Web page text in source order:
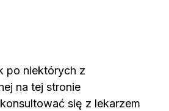
po niektórych z
na tej stronie
się z lekarzem